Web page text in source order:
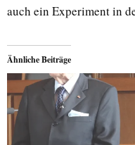
auch ein Experiment in
Ähnliche Beiträge